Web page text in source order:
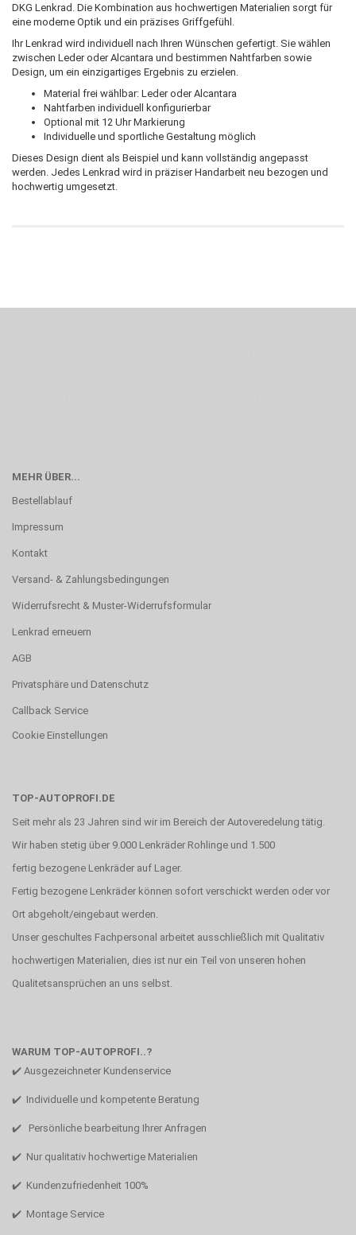
DKG Lenkrad. Die Kombination aus hochwertigen Materialien sorgt für
eine moderne Optik und ein präzises Griffgefühl.
Ihr Lenkrad wird individuell nach Ihren Wünschen gefertigt. Sie wählen
zwischen Leder oder Alcantara und bestimmen Nahtfarben sowie
Design, um ein einzigartiges Ergebnis zu erzielen.
Material frei wählbar: Leder oder Alcantara
Nahtfarben individuell konfigurierbar
Optional mit 12 Uhr Markierung
Individuelle und sportliche Gestaltung möglich
Dieses Design dient als Beispiel und kann vollständig angepasst
werden. Jedes Lenkrad wird in präziser Handarbeit neu bezogen und
hochwertig umgesetzt.
MEHR ÜBER...
Bestellablauf
Impressum
Kontakt
Versand- & Zahlungsbedingungen
Widerrufsrecht & Muster-Widerrufsformular
Lenkrad erneuern
AGB
Privatsphäre und Datenschutz
Callback Service
Cookie Einstellungen
TOP-AUTOPROFI.DE
Seit mehr als 23 Jahren sind wir im Bereich der Autoveredelung tätig.
Wir haben stetig über 9.000 Lenkräder Rohlinge und 1.500
fertig bezogene Lenkräder auf Lager.
Fertig bezogene Lenkräder können sofort verschickt werden oder vor
Ort abgeholt/eingebaut werden.
Unser geschultes Fachpersonal arbeitet ausschließlich mit Qualitativ
hochwertigen Materialien, dies ist nur ein Teil von unseren hohen
Qualitetsansprüchen an uns selbst.
WARUM TOP-AUTOPROFI..?
✔️ Ausgezeichneter Kundenservice
✔️ Individuelle und kompetente Beratung
✔️ Persönliche bearbeitung Ihrer Anfragen
✔️ Nur qualitativ hochwertige Materialien
✔️ Kundenzufriedenheit 100%
✔️ Montage Service